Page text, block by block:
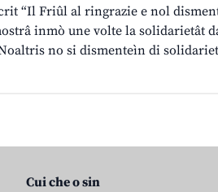
“Il Friûl al ringrazie e nol
inmò une volte la solidarietât
no si dismenteìn di
Cui che o sin